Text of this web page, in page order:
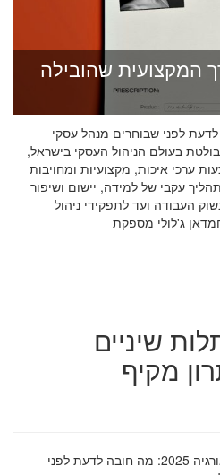
המקצועית שהובילה
מה חובה לדעת לפני שבוחרים מנהל עסקי
בעולם הניהול העסקי בישראל,
ערכי איכות, מקצועיות ומחויבות
עקבי של למידה, יישום ושיפור
העבודה ועד לתפקידי ניהול
שיניים
מקיף
השתלות שיניים ושיקום פה בגיאורגיה 2025: מה חובה לדעת לפני